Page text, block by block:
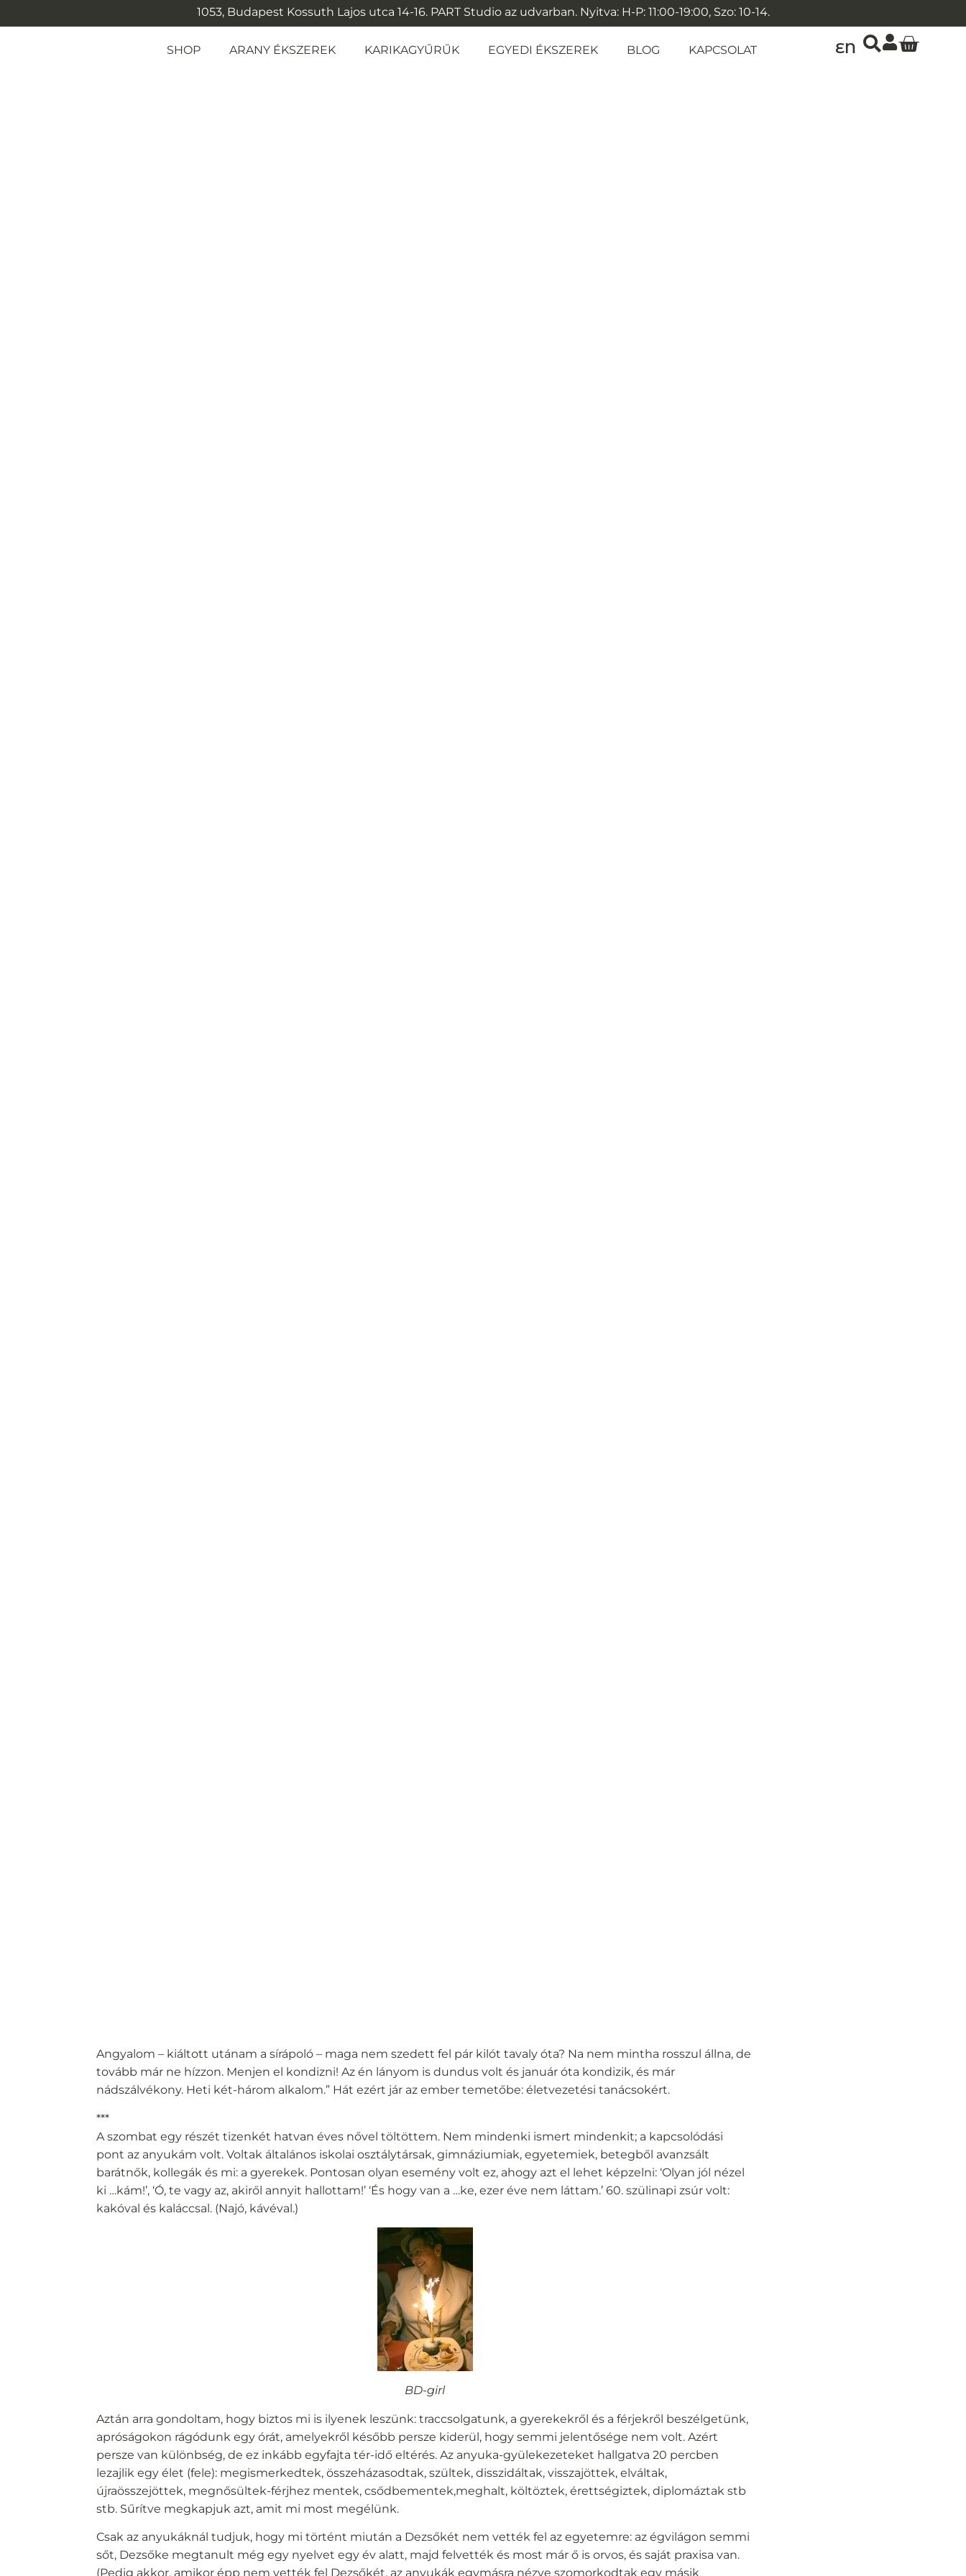
1053, Budapest Kossuth Lajos utca 14-16. PART Studio az udvarban. Nyitva: H-P: 11:00-19:00, Szo: 10-14.
SHOP ARANY ÉKSZEREK KARIKAGYŰRŰK EGYEDI ÉKSZEREK BLOG KAPCSOLAT EN
Angyalom – kiáltott utánam a sírápoló – maga nem szedett fel pár kilót tavaly óta? Na nem mintha rosszul állna, de
tovább már ne hízzon. Menjen el kondizni! Az én lányom is dundus volt és január óta kondizik, és már
nádszálvékony. Heti két-három alkalom.” Hát ezért jár az ember temetőbe: életvezetési tanácsokért.
***
A szombat egy részét tizenkét hatvan éves nővel töltöttem. Nem mindenki ismert mindenkit; a kapcsolódási
pont az anyukám volt. Voltak általános iskolai osztálytársak, gimnáziumiak, egyetemiek, betegből avanzsált
barátnők, kollegák és mi: a gyerekek. Pontosan olyan esemény volt ez, ahogy azt el lehet képzelni: ‘Olyan jól nézel
ki …kám!’, ‘Ó, te vagy az, akiről annyit hallottam!’ ‘És hogy van a …ke, ezer éve nem láttam.’ 60. szülinapi zsúr volt:
kakóval és kaláccsal. (Najó, kávéval.)
BD-girl
Aztán arra gondoltam, hogy biztos mi is ilyenek leszünk: traccsolgatunk, a gyerekekről és a férjekről beszélgetünk,
apróságokon rágódunk egy órát, amelyekről később persze kiderül, hogy semmi jelentősége nem volt. Azért
persze van különbség, de ez inkább egyfajta tér-idő eltérés. Az anyuka-gyülekezeteket hallgatva 20 percben
lezajlik egy élet (fele): megismerkedtek, összeházasodtak, szültek, disszidáltak, visszajöttek, elváltak,
újraösszejöttek, megnősültek-férjhez mentek, csődbementek,meghalt, költöztek, érettségiztek, diplomáztak stb
stb. Sűrítve megkapjuk azt, amit mi most megélünk.
Csak az anyukáknál tudjuk, hogy mi történt miután a Dezsőkét nem vették fel az egyetemre: az égvilágon semmi
sőt, Dezsőke megtanult még egy nyelvet egy év alatt, majd felvették és most már ő is orvos, és saját praxisa van.
(Pedig akkor, amikor épp nem vették fel Dezsőkét, az anyukák egymásra nézve szomorkodtak egy másik